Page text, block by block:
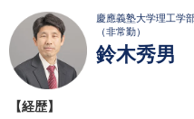
慶應義塾大学理工学
（非常勤）
鈴木秀男
【経歴】